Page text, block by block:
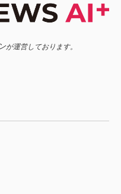
が運営しております。